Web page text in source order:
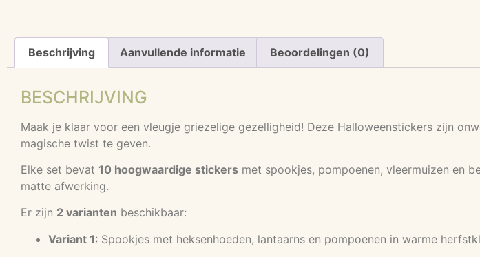
Beschrijving Aanvullende informatie Beoordelingen (0)
BESCHRIJVING
Maak je klaar voor een vleugje griezelige gezelligheid! Deze Halloweenstickers zijn
magische twist te geven.
Elke set bevat 10 hoogwaardige stickers met spookjes, pompoenen, vleermuizen en
matte afwerking.
Er zijn 2 varianten beschikbaar:
Variant 1: Spookjes met heksenhoeden, lantaarns en pompoenen in warme